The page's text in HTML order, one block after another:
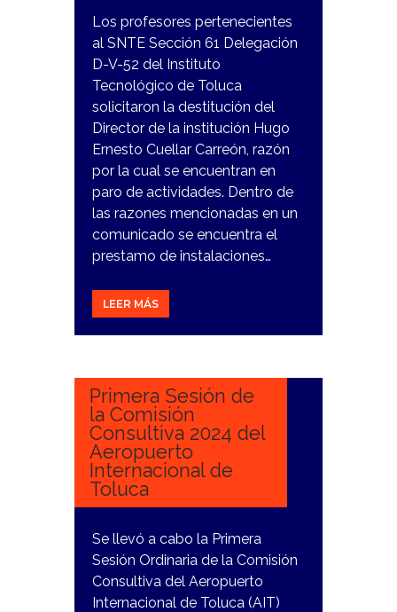
Los profesores pertenecientes
al SNTE Sección 61 Delegación
D-V-52 del Instituto
Tecnológico de Toluca
solicitaron la destitución del
Director de la institución Hugo
Ernesto Cuellar Carreón, razón
por la cual se encuentran en
paro de actividades. Dentro de
las razones mencionadas en un
comunicado se encuentra el
prestamo de instalaciones…
LEER MÁS
6
Primera Sesión de
la Comisión
Consultiva 2024 del
Aeropuerto
Internacional de
Toluca
Se llevó a cabo la Primera
Sesión Ordinaria de la Comisión
Consultiva del Aeropuerto
Internacional de Toluca (AIT)